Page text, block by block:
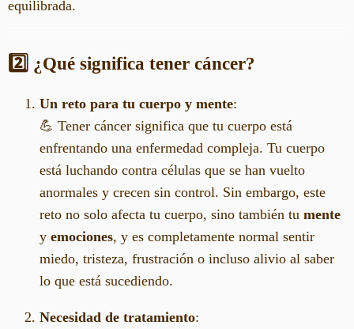
equilibrada.
2️⃣ ¿Qué significa tener cáncer?
Un reto para tu cuerpo y mente:
💪 Tener cáncer significa que tu cuerpo está
enfrentando una enfermedad compleja. Tu cuerpo
está luchando contra células que se han vuelto
anormales y crecen sin control. Sin embargo, este
reto no solo afecta tu cuerpo, sino también tu mente
y emociones, y es completamente normal sentir
miedo, tristeza, frustración o incluso alivio al saber
lo que está sucediendo.
Necesidad de tratamiento: